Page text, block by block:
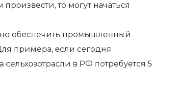
то могут начаться
обеспечить промышленный
примера, если сегодня
в РФ потребуется 5